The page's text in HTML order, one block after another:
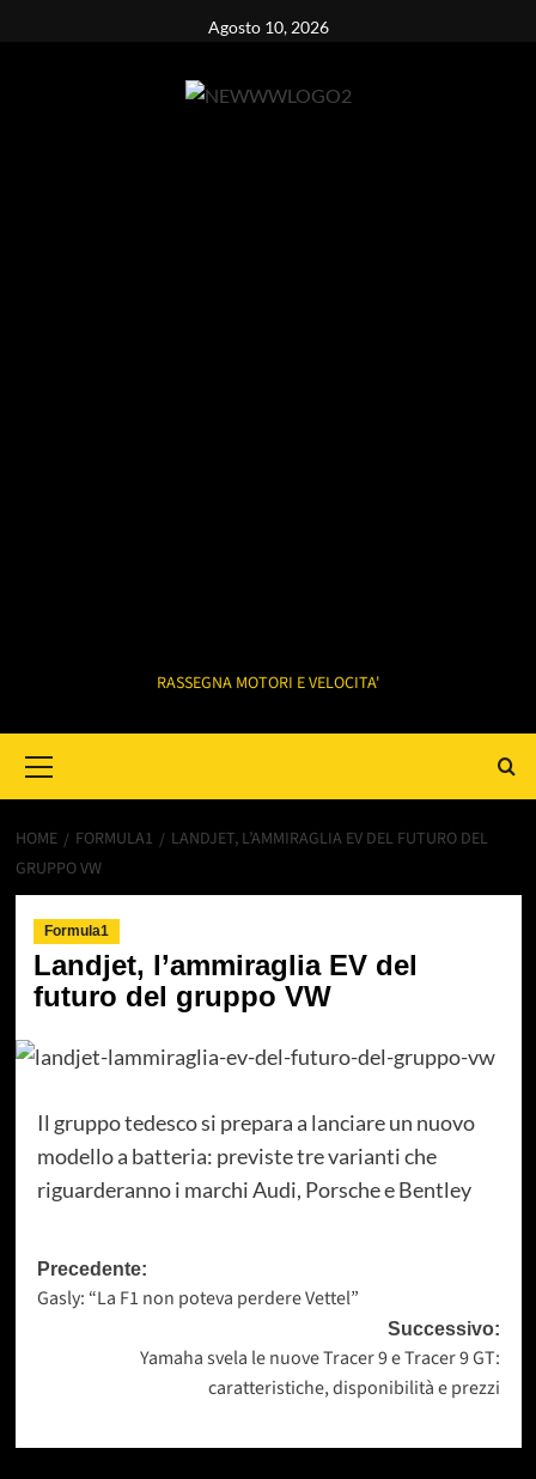
Agosto 10, 2026
RASSEGNA MOTORI E VELOCITA'
Menu
HOME FORMULA1
LANDJET, L’AMMIRAGLIA EV DEL FUTURO DEL
GRUPPO VW
Formula1
Landjet, l’ammiraglia EV del
futuro del gruppo VW
Il gruppo tedesco si prepara a lanciare un nuovo
modello a batteria: previste tre varianti che
riguarderanno i marchi Audi, Porsche e Bentley
Navigazione
articolo
Precedente:
Gasly: “La F1 non poteva perdere Vettel”
Successivo:
Yamaha svela le nuove Tracer 9 e Tracer 9 GT:
caratteristiche, disponibilità e prezzi